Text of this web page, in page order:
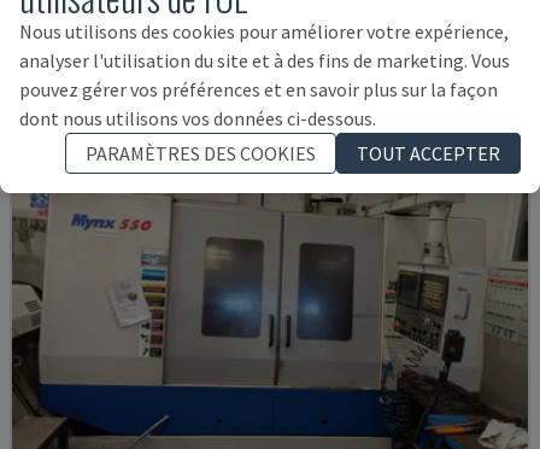
145.000 €
Nous utilisons des cookies pour améliorer votre expérience,
analyser l'utilisation du site et à des fins de marketing. Vous
pouvez gérer vos préférences et en savoir plus sur la façon
dont nous utilisons vos données ci-dessous.
PARAMÈTRES DES COOKIES
TOUT ACCEPTER